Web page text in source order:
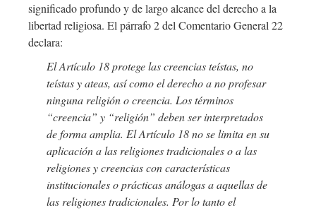
significado profundo y de largo alcance del derecho a la
libertad religiosa. El párrafo 2 del Comentario General 22
declara:
El Artículo 18 protege las creencias teístas, no
teístas y ateas, así como el derecho a no profesar
ninguna religión o creencia. Los términos
“creencia” y “religión” deben ser interpretados
de forma amplia. El Artículo 18 no se limita en su
aplicación a las religiones tradicionales o a las
religiones y creencias con características
institucionales o prácticas análogas a aquellas de
las religiones tradicionales. Por lo tanto el